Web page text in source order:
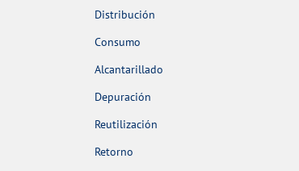
Distribución
Consumo
Alcantarillado
Depuración
Reutilización
Retorno